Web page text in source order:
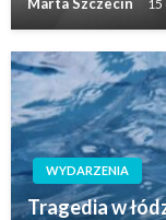
WYDARZENIA
Tragedia w